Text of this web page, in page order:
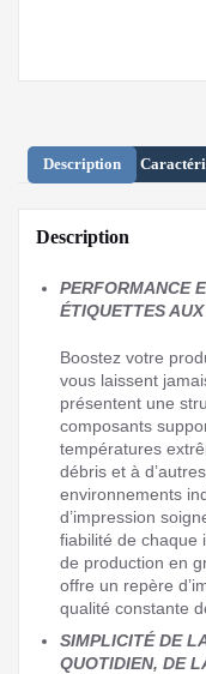
Description
Description
PERFORMANCE
ÉTIQUETTES
Boostez votre
vous laissent
présentent une
composants
températures
débris et à
environnements
d’impression
fiabilité de chaque
de production en
offre un repère
qualité constante
SIMPLICITÉ DE
QUOTIDIEN, DE